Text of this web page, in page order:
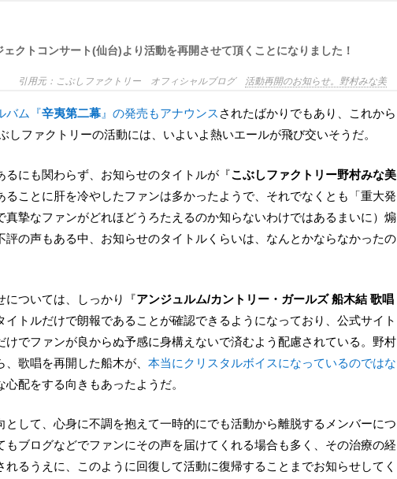
クトコンサート(仙台)より活動を再開させて頂くことになりました！
こぶしファクトリー オフィシャルブログ 活動再開のお知らせ。野村みな美
バム『辛夷第二幕』の発売もアナウンス されたばかりでもあり、これから
しファクトリーの活動には、いよいよ熱いエールが飛び交いそうだ。
るにも関わらず、お知らせのタイトルが『こぶしファクトリー野村みな美
ることに肝を冷やしたファンは多かったようで、それでなくとも「重大発
真摯なファンがどれほどうろたえるのか知らないわけではあるまいに）煽
評の声もある中、お知らせのタイトルくらいは、なんとかならなかったの
については、しっかり『アンジュルム/カントリー・ガールズ 船木結 歌唱
イトルだけで朗報であることが確認できるようになっており、公式サイト
けでファンが良からぬ予感に身構えないで済むよう配慮されている。野村
歌唱を再開した船木が、 本当にクリスタルボイスになっているのではな
心配をする向きもあったようだ。
もブログなどでファンにその声を届けてくれる場合も多く、その治療の経
れるうえに、このように回復して活動に復帰することまでお知らせしてく